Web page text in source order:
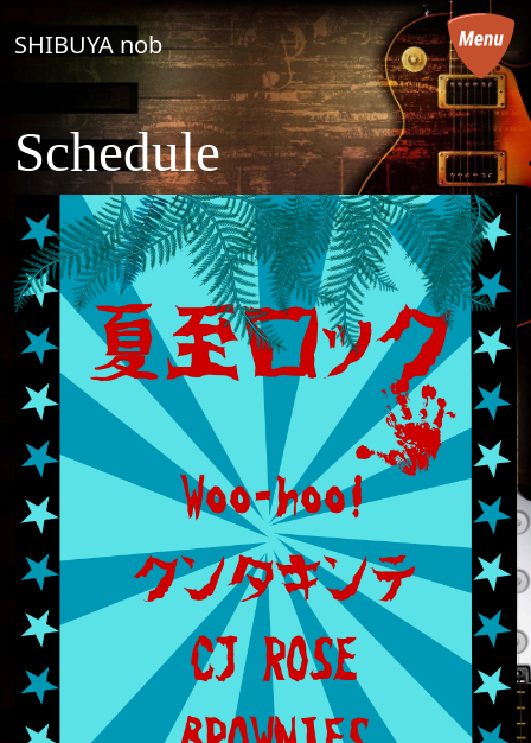
コンテンツへスキップ
メインナビゲーション
SHIBUYA nob
Schedule